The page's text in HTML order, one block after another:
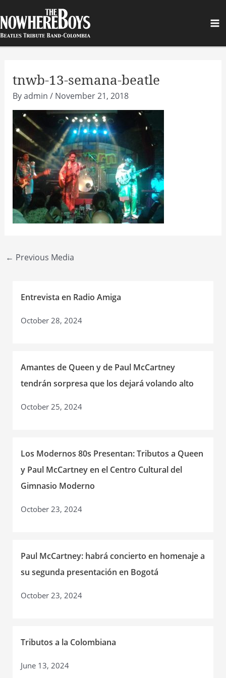
to
content
tnwb-13-semana-beatle
Byadmin / November 21, 2018
Post
← Previous Media
Entrevista en Radio Amiga
October 28, 2024
Amantes de Queen y de Paul McCartney
tendrán sorpresa que los dejará volando alto
October 25, 2024
Los Modernos 80s Presentan: Tributos a Queen
y Paul McCartney en el Centro Cultural del
Gimnasio Moderno
October 23, 2024
Paul McCartney: habrá concierto en homenaje a
su segunda presentación en Bogotá
October 23, 2024
Tributos a la Colombiana
June 13, 2024